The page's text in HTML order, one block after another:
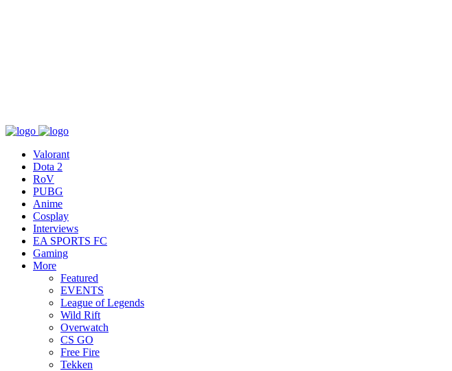
Valorant
Dota 2
RoV
PUBG
Anime
Cosplay
Interviews
EA SPORTS FC
Gaming
More
Featured
EVENTS
League of Legends
Wild Rift
Overwatch
CS GO
Free Fire
Tekken